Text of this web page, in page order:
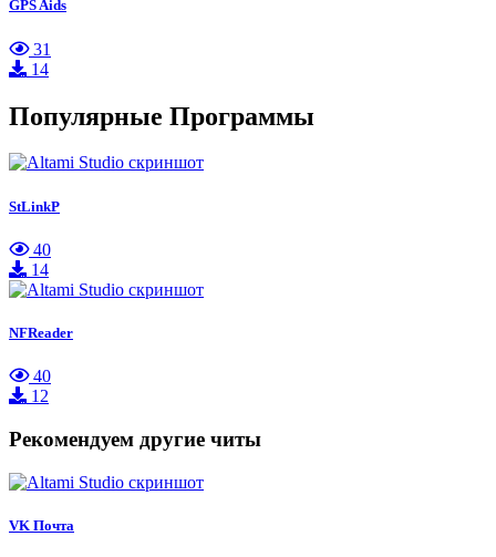
GPS Aids
31
14
Популярные Программы
StLinkP
40
14
NFReader
40
12
Рекомендуем другие читы
VK Почта